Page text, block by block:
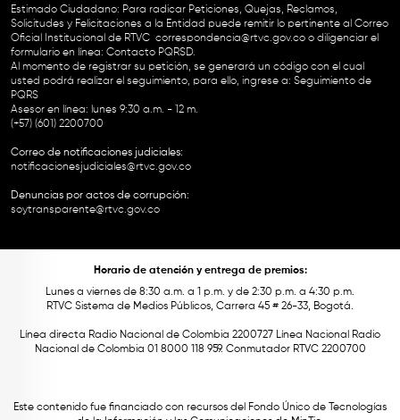
Estimado Ciudadano: Para radicar Peticiones, Quejas, Reclamos,
Solicitudes y Felicitaciones a la Entidad puede remitir lo pertinente al Correo
Oficial Institucional de RTVC correspondencia@rtvc.gov.co o diligenciar el
formulario en línea: Contacto PQRSD.
Al momento de registrar su petición, se generará un código con el cual
usted podrá realizar el seguimiento, para ello, ingrese a: Seguimiento de
PQRS
Asesor en línea: lunes 9:30 a.m. - 12 m.
(+57) (601) 2200700
Correo de notificaciones judiciales:
notificacionesjudiciales@rtvc.gov.co
Denuncias por actos de corrupción:
soytransparente@rtvc.gov.co
Horario de atención y entrega de premios:
Lunes a viernes de 8:30 a.m. a 1 p.m. y de 2:30 p.m. a 4:30 p.m.
RTVC Sistema de Medios Públicos, Carrera 45 # 26-33, Bogotá.
Línea directa Radio Nacional de Colombia 2200727 Línea Nacional Radio
Nacional de Colombia 01 8000 118 959. Conmutador RTVC 2200700
Este contenido fue financiado con recursos del Fondo Único de Tecnologías